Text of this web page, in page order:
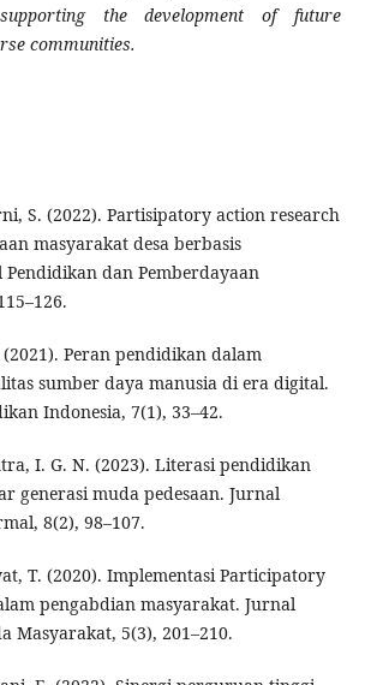
the development of future
communities.
S. (2022). Partisipatory action research
masyarakat desa berbasis
dan Pemberdayaan
Peran pendidikan dalam
sumber daya manusia di era digital.
Indonesia, 7(1), 33–42.
I. G. N. (2023). Literasi pendidikan
generasi muda pedesaan. Jurnal
8(2), 98–107.
T. (2020). Implementasi Participatory
pengabdian masyarakat. Jurnal
Masyarakat, 5(3), 201–210.